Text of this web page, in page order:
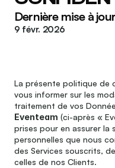
Dernière mise à jour
9 févr. 2026
La présente politique de
vous informer sur les
traitement de vos
Eventeam (ci-après «
prises pour en assurer la
personnelles que nous
des Services souscrits,
celles de nos Clients.